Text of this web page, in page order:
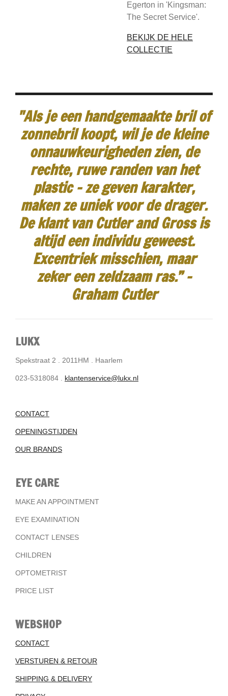
Egerton in 'Kingsman:
The Secret Service'.
BEKIJK DE HELE
COLLECTIE
"Als je een handgemaakte bril of
zonnebril koopt, wil je de kleine
onnauwkeurigheden zien, de
rechte, ruwe randen van het
plastic - ze geven karakter,
maken ze uniek voor de drager.
De klant van Cutler and Gross is
altijd een individu geweest.
Excentriek misschien, maar
zeker een zeldzaam ras.” -
Graham Cutler
LUKX
Spekstraat 2 . 2011HM . Haarlem
023-5318084 . klantenservice@lukx.nl
CONTACT
OPENINGSTIJDEN
OUR BRANDS
EYE CARE
MAKE AN APPOINTMENT
EYE EXAMINATION
CONTACT LENSES
CHILDREN
OPTOMETRIST
PRICE LIST
WEBSHOP
CONTACT
VERSTUREN & RETOUR
SHIPPING & DELIVERY